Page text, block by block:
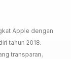
Apple dengan
tahun 2018.
transparan,